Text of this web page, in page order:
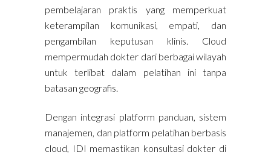
pembelajaran praktis yang memperkuat
keterampilan komunikasi, empati, dan
pengambilan keputusan klinis. Cloud
mempermudah dokter dari berbagai wilayah
untuk terlibat dalam pelatihan ini tanpa
batasan geografis.
Dengan integrasi platform panduan, sistem
manajemen, dan platform pelatihan berbasis
cloud, IDI memastikan konsultasi dokter di